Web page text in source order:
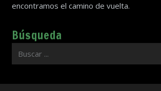
encontramos el camino de vuelta.
Búsqueda